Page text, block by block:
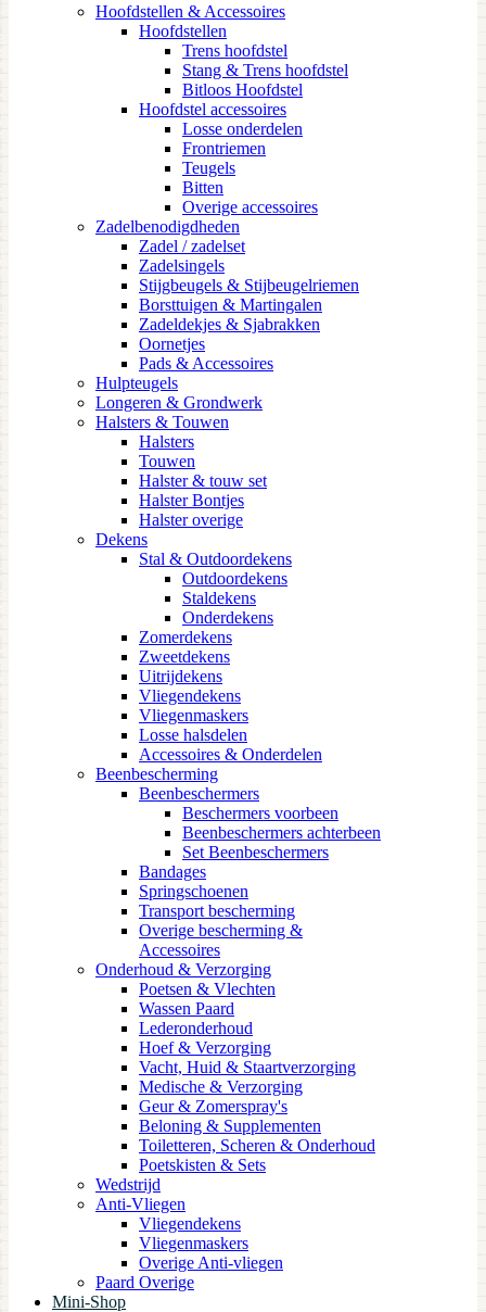
Hoofdstellen & Accessoires
Hoofdstellen
Trens hoofdstel
Stang & Trens hoofdstel
Bitloos Hoofdstel
Hoofdstel accessoires
Losse onderdelen
Frontriemen
Teugels
Bitten
Overige accessoires
Zadelbenodigdheden
Zadel / zadelset
Zadelsingels
Stijgbeugels & Stijbeugelriemen
Borsttuigen & Martingalen
Zadeldekjes & Sjabrakken
Oornetjes
Pads & Accessoires
Hulpteugels
Longeren & Grondwerk
Halsters & Touwen
Halsters
Touwen
Halster & touw set
Halster Bontjes
Halster overige
Dekens
Stal & Outdoordekens
Outdoordekens
Staldekens
Onderdekens
Zomerdekens
Zweetdekens
Uitrijdekens
Vliegendekens
Vliegenmaskers
Losse halsdelen
Accessoires & Onderdelen
Beenbescherming
Beenbeschermers
Beschermers voorbeen
Beenbeschermers achterbeen
Set Beenbeschermers
Bandages
Springschoenen
Transport bescherming
Overige bescherming &
Accessoires
Onderhoud & Verzorging
Poetsen & Vlechten
Wassen Paard
Lederonderhoud
Hoef & Verzorging
Vacht, Huid & Staartverzorging
Medische & Verzorging
Geur & Zomerspray's
Beloning & Supplementen
Toiletteren, Scheren & Onderhoud
Poetskisten & Sets
Wedstrijd
Anti-Vliegen
Vliegendekens
Vliegenmaskers
Overige Anti-vliegen
Paard Overige
Mini-Shop